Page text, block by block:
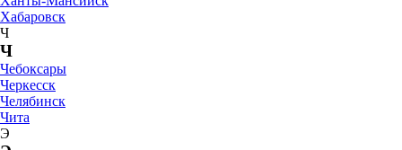
Хабаровск
Ч
Ч
Чебоксары
Черкесск
Челябинск
Чита
Э